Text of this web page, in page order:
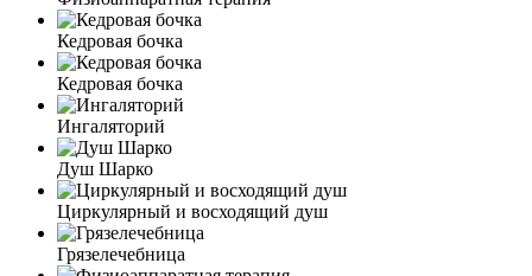
Кедровая бочка
Кедровая бочка
Ингаляторий
Душ Шарко
Циркулярный и восходящий душ
Грязелечебница